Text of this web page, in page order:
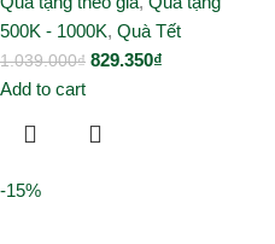
500K - 1000K, Quà Tết
1.039.000₫ 829.350₫
Add to cart
-15%